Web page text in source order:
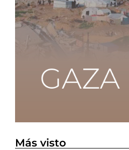
Más visto